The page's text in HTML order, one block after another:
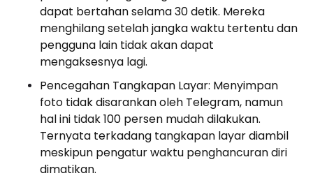
dapat bertahan selama 30 detik. Mereka
menghilang setelah jangka waktu tertentu dan
pengguna lain tidak akan dapat
mengaksesnya lagi.
Pencegahan Tangkapan Layar: Menyimpan
foto tidak disarankan oleh Telegram, namun
hal ini tidak 100 persen mudah dilakukan.
Ternyata terkadang tangkapan layar diambil
meskipun pengatur waktu penghancuran diri
dimatikan.